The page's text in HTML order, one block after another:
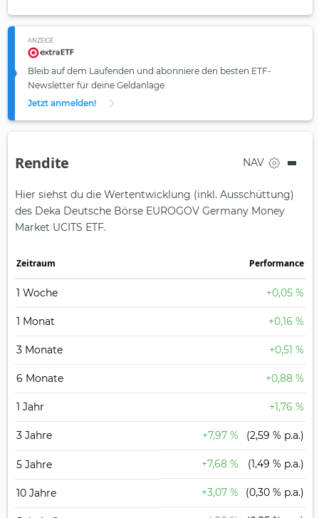
ANZEIGE
Bleib auf dem Laufenden und abonniere den besten ETF-
Newsletter für deine Geldanlage.
Jetzt anmelden!
Rendite NAV
Hier siehst du die Wertentwicklung (inkl. Ausschüttung)
des Deka Deutsche Börse EUROGOV Germany Money
Market UCITS ETF.
Zeit­raum Perfor­mance
1 Woche +0,05 %
1 Monat +0,16 %
3 Monate +0,51 %
6 Monate +0,88 %
1 Jahr +1,76 %
3 Jahre +7,97 % (2,59 % p.a.)
5 Jahre +7,68 % (1,49 % p.a.)
10 Jahre +3,07 % (0,30 % p.a.)